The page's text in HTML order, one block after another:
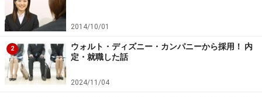
・採用担当者や現場の管理職が採用したいと思える学生
であるといえる。採用活動の中でゼロから上記の学生を
探すというのは大変なことなので、どこか1社でも最終
面接にたどり着けたということは企業にとっても十分評
価に値することなのだ。
2014/10/01
2
ウォルト・ディズニー・カンパニーから採用！ 内
定・就職した話
2024/11/04